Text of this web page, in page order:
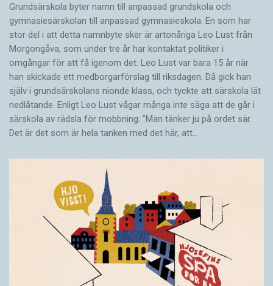
Grundsärskola byter namn till anpassad grundskola och
gymnasiesärskolan till anpassad gymnasieskola. En som har
stor del i att detta namnbyte sker är artonåriga Leo Lust från
Morgongåva, som under tre år har kontaktat politiker i
omgångar för att få igenom det. Leo Lust var bara 15 år när
han skickade ett medborgarförslag till riksdagen. Då gick han
själv i grundsärskolans nionde klass, och tyckte att särskola lät
nedlåtande. Enligt Leo Lust vågar många inte säga att de går i
särskola av rädsla för mobbning: ”Man tänker ju på ordet sär.
Det är det som är hela tanken med det här, att…